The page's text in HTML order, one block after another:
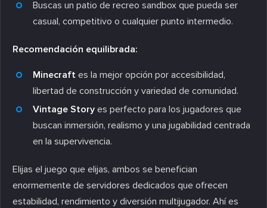
Buscas un patio de recreo sandbox que pueda ser
casual, competitivo o cualquier punto intermedio.
Recomendación equilibrada:
Minecraft es la mejor opción por accesibilidad,
libertad de construcción y variedad de comunidad.
Vintage Story es perfecto para los jugadores que
buscan inmersión, realismo y una jugabilidad centrada
en la supervivencia.
Elijas el juego que elijas, ambos se benefician
enormemente de servidores dedicados que ofrecen
estabilidad, rendimiento y diversión multijugador. Ahí es